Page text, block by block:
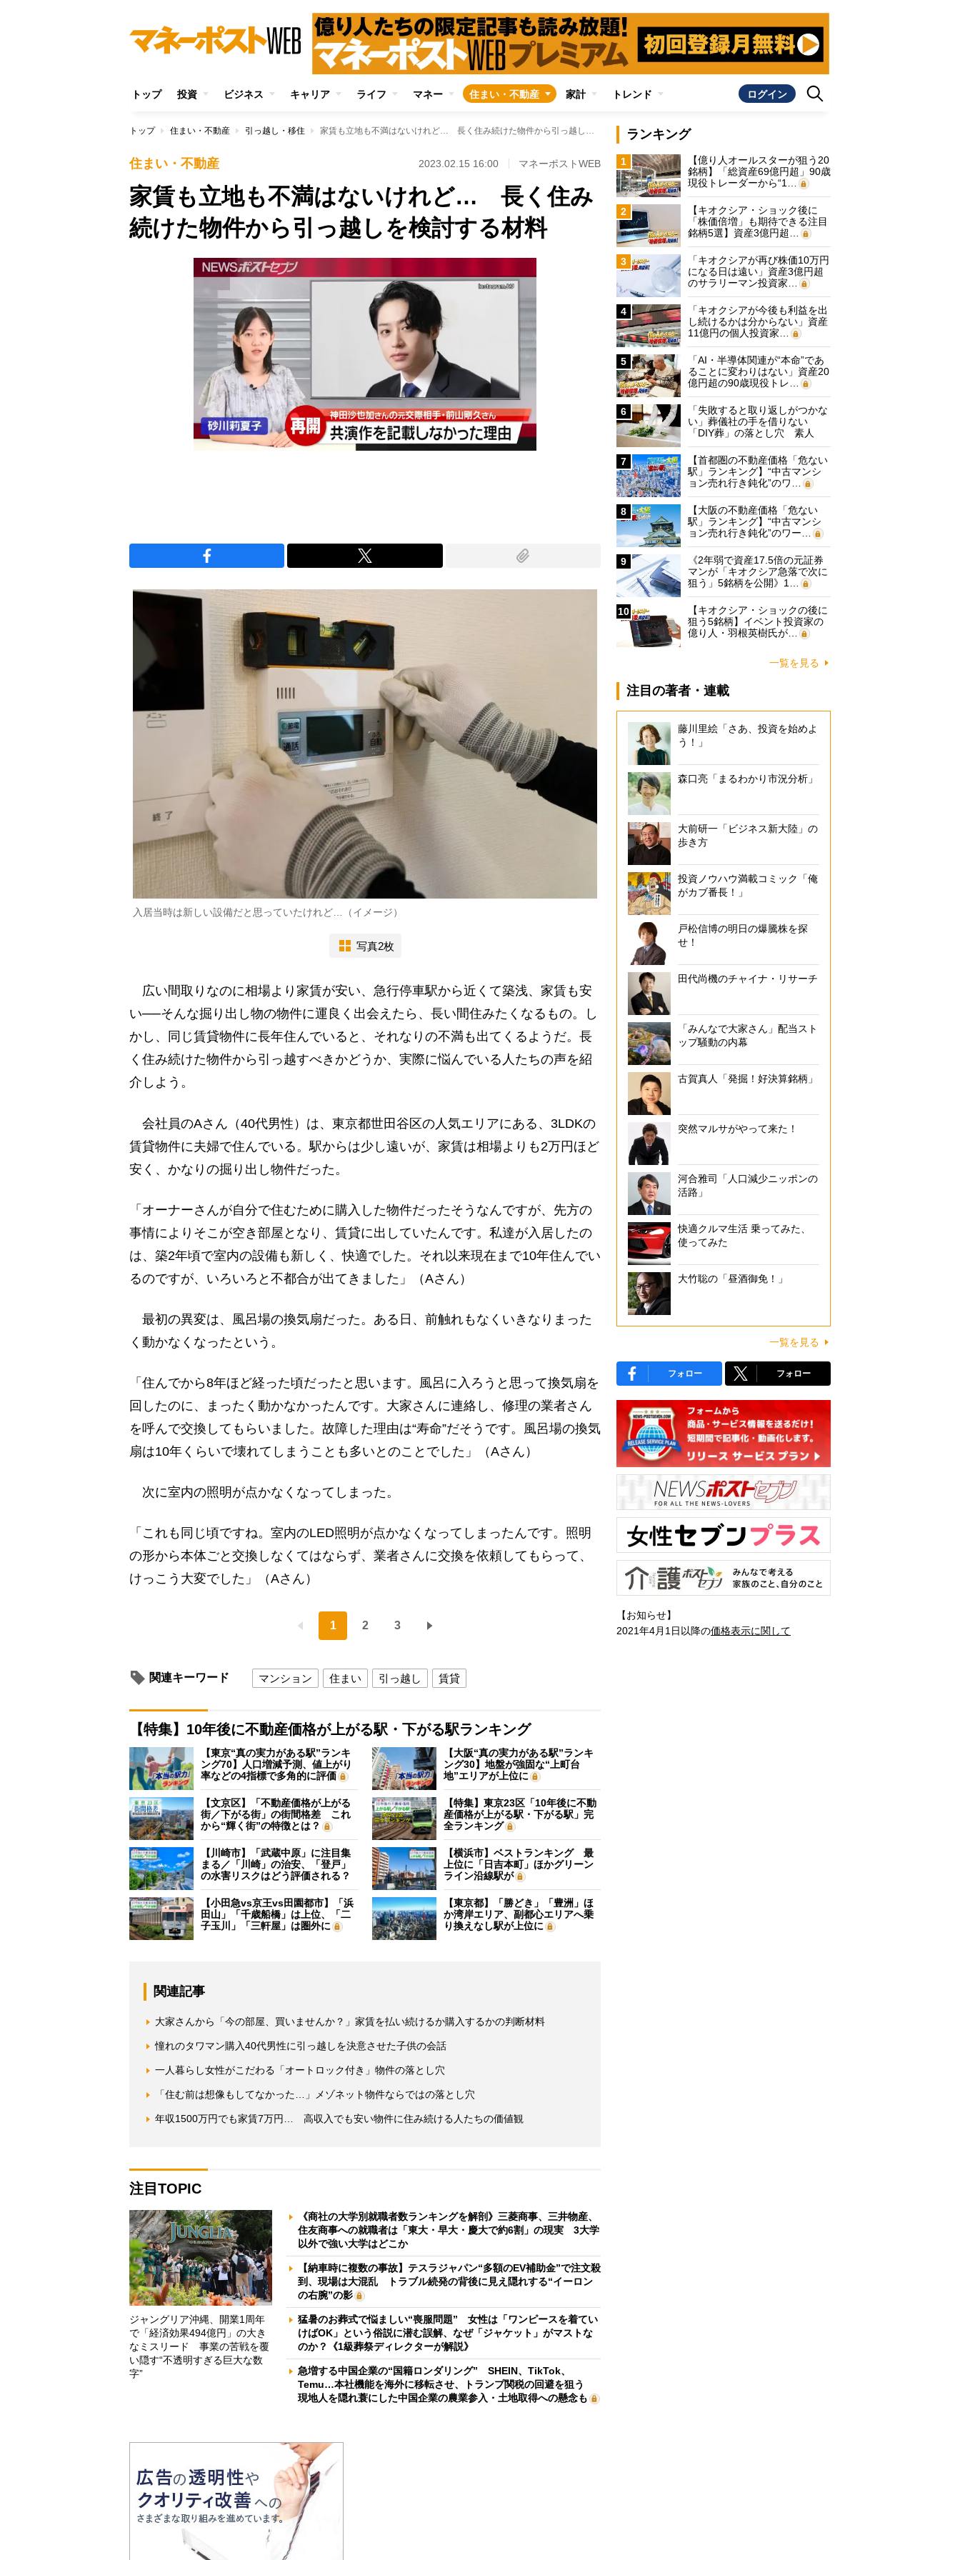
トップ 投資 ビジネス キャリア ライフ マネー 住まい・不動産 家計 トレンド ログイン
トップ 住まい・不動産 引っ越し・移住 家賃も立地も不満はないけれど… 長く住み続けた物件から引っ越しを検討する材料
住まい・不動産 2023.02.15 16:00 マネーポストWEB
家賃も立地も不満はないけれど… 長く住み
続けた物件から引っ越しを検討する材料
入居当時は新しい設備だと思っていたけれど…（イメージ）
写真2枚
広い間取りなのに相場より家賃が安い、急行停車駅から近くて築浅、家賃も安
い──そんな掘り出し物の物件に運良く出会えたら、長い間住みたくなるもの。し
かし、同じ賃貸物件に長年住んでいると、それなりの不満も出てくるようだ。長
く住み続けた物件から引っ越すべきかどうか、実際に悩んでいる人たちの声を紹
介しよう。
会社員のAさん（40代男性）は、東京都世田谷区の人気エリアにある、3LDKの
賃貸物件に夫婦で住んでいる。駅からは少し遠いが、家賃は相場よりも2万円ほど
安く、かなりの掘り出し物件だった。
「オーナーさんが自分で住むために購入した物件だったそうなんですが、先方の
事情によりそこが空き部屋となり、賃貸に出していたんです。私達が入居したの
は、築2年頃で室内の設備も新しく、快適でした。それ以来現在まで10年住んでい
るのですが、いろいろと不都合が出てきました」（Aさん）
最初の異変は、風呂場の換気扇だった。ある日、前触れもなくいきなりまった
く動かなくなったという。
「住んでから8年ほど経った頃だったと思います。風呂に入ろうと思って換気扇を
回したのに、まったく動かなかったんです。大家さんに連絡し、修理の業者さん
を呼んで交換してもらいました。故障した理由は“寿命”だそうです。風呂場の換気
扇は10年くらいで壊れてしまうことも多いとのことでした」（Aさん）
次に室内の照明が点かなくなってしまった。
「これも同じ頃ですね。室内のLED照明が点かなくなってしまったんです。照明
の形から本体ごと交換しなくてはならず、業者さんに交換を依頼してもらって、
けっこう大変でした」（Aさん）
1 2 3
関連キーワード マンション 住まい 引っ越し 賃貸
【特集】10年後に不動産価格が上がる駅・下がる駅ランキング
【東京“真の実力がある駅”ランキ
ング70】人口増減予測、値上がり
率などの4指標で多角的に評価
【大阪“真の実力がある駅”ランキ
ング30】地盤が強固な“上町台
地”エリアが上位に
【文京区】「不動産価格が上がる
街／下がる街」の街間格差 これ
から“輝く街”の特徴とは？
【特集】東京23区「10年後に不動
産価格が上がる駅・下がる駅」完
全ランキング
【川崎市】「武蔵中原」に注目集
まる／「川崎」の治安、「登戸」
の水害リスクはどう評価される？
【横浜市】ベストランキング 最
上位に「日吉本町」ほかグリーン
ライン沿線駅が
【小田急vs京王vs田園都市】「浜
田山」「千歳船橋」は上位、「二
子玉川」「三軒屋」は圏外に
【東京都】「勝どき」「豊洲」ほ
か湾岸エリア、副都心エリアへ乗
り換えなし駅が上位に
関連記事
大家さんから「今の部屋、買いませんか？」家賃を払い続けるか購入するかの判断材料
憧れのタワマン購入40代男性に引っ越しを決意させた子供の会話
一人暮らし女性がこだわる「オートロック付き」物件の落とし穴
「住む前は想像もしてなかった…」メゾネット物件ならではの落とし穴
年収1500万円でも家賃7万円… 高収入でも安い物件に住み続ける人たちの価値観
注目TOPIC
ジャングリア沖縄、開業1周年
で「経済効果494億円」の大き
なミスリード 事業の苦戦を覆
い隠す“不透明すぎる巨大な数
字”
《商社の大学別就職者数ランキングを解剖》三菱商事、三井物産、
住友商事への就職者は「東大・早大・慶大で約6割」の現実 3大学
以外で強い大学はどこか
【納車時に複数の事故】テスラジャパン“多額のEV補助金”で注文殺
到、現場は大混乱 トラブル続発の背後に見え隠れする“イーロン
の右腕”の影
猛暑のお葬式で悩ましい“喪服問題” 女性は「ワンピースを着てい
けばOK」という俗説に潜む誤解、なぜ「ジャケット」がマストな
のか？《1級葬祭ディレクターが解説》
急増する中国企業の“国籍ロンダリング” SHEIN、TikTok、
Temu…本社機能を海外に移転させ、トランプ関税の回避を狙う
現地人を隠れ蓑にした中国企業の農業参入・土地取得への懸念も
ランキング
1
【億り人オールスターが狙う20
銘柄】「総資産69億円超」90歳
現役トレーダーから“1…
2
【キオクシア・ショック後に
「株価倍増」も期待できる注目
銘柄5選】資産3億円超…
3
「キオクシアが再び株価10万円
になる日は遠い」資産3億円超
のサラリーマン投資家…
4
「キオクシアが今後も利益を出
し続けるかは分からない」資産
11億円の個人投資家…
5
「AI・半導体関連が“本命”であ
ることに変わりはない」資産20
億円超の90歳現役トレ…
6
「失敗すると取り返しがつかな
い」葬儀社の手を借りない
「DIY葬」の落とし穴 素人
に…
7
【首都圏の不動産価格「危ない
駅」ランキング】“中古マンシ
ョン売れ行き鈍化”のワ…
8
【大阪の不動産価格「危ない
駅」ランキング】“中古マンシ
ョン売れ行き鈍化”のワー…
9
《2年弱で資産17.5倍の元証券
マンが「キオクシア急落で次に
狙う」5銘柄を公開》1…
10
【キオクシア・ショックの後に
狙う5銘柄】イベント投資家の
億り人・羽根英樹氏が…
一覧を見る
注目の著者・連載
藤川里絵「さあ、投資を始めよ
う！」
森口亮「まるわかり市況分析」
大前研一「ビジネス新大陸」の
歩き方
投資ノウハウ満載コミック「俺
がカブ番長！」
戸松信博の明日の爆騰株を探
せ！
田代尚機のチャイナ・リサーチ
「みんなで大家さん」配当スト
ップ騒動の内幕
古賀真人「発掘！好決算銘柄」
突然マルサがやって来た！
河合雅司「人口減少ニッポンの
活路」
快適クルマ生活 乗ってみた、
使ってみた
大竹聡の「昼酒御免！」
一覧を見る
フォロー フォロー
【お知らせ】
2021年4月1日以降の価格表示に関して